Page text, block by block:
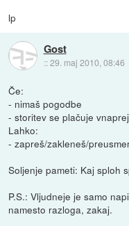
lp
Gost
::29. maj 2010, 08:46
Če:
- nimaš pogodbe
- storitev se plačuje vnaprej
Lahko:
- zapreš/zakleneš/
Soljenje pameti: Kaj sploh
P.S.: Vljudneje je samo
namesto razloga, zakaj.